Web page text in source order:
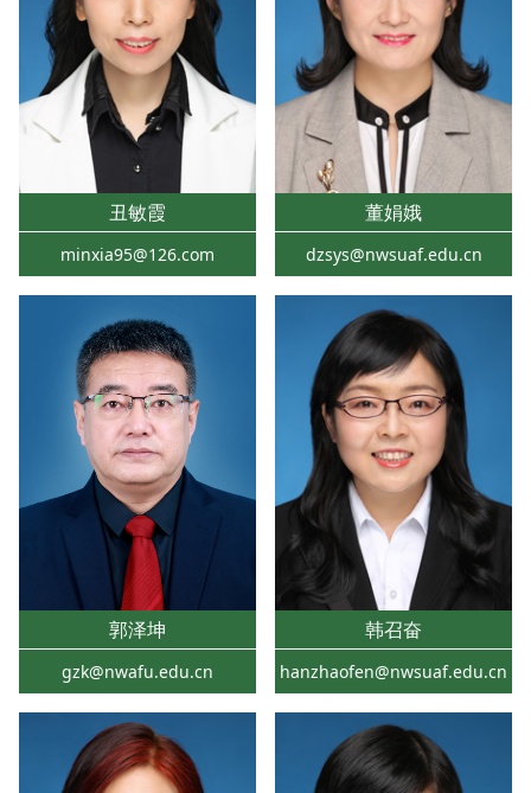
丑敏霞
minxia95@126.com
董娟娥
dzsys@nwsuaf.edu.cn
郭泽坤
gzk@nwafu.edu.cn
韩召奋
hanzhaofen@nwsuaf.edu.cn